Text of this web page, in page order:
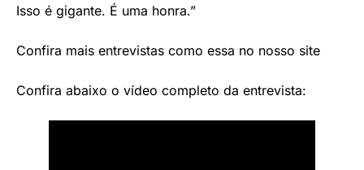
Isso é gigante. É uma honra.”
Confira mais entrevistas como essa no nosso site
Confira abaixo o vídeo completo da entrevista: